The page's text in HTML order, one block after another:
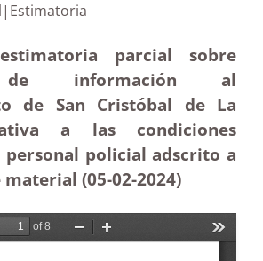
parcial sobre
de información al
de San Cristóbal de La
a las condiciones
personal policial adscrito a
(05-02-2024)